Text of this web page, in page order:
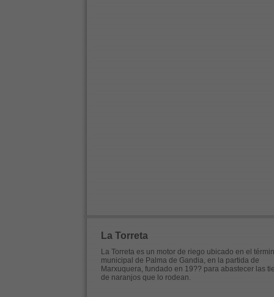
La Torreta
La Torreta es un motor de riego ubicado en el
municipal de Palma de Gandia, en la partida de
Marxuquera, fundado en 19?? para abastecer las
de naranjos que lo rodean.